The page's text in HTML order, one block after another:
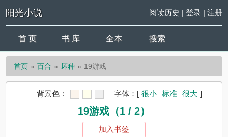
阳光小说 阅读历史 | 登录| 注册
首 页 书 库 全本 搜索
首页 百合 坏种 19游戏
背景色： 字体： [ 很小 标准 很大 ]
19游戏（1 / 2）
加入书签